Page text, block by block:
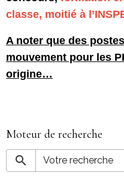
classe, moitié à
A noter que des
mouvement pour les
origine…
Moteur de recherche